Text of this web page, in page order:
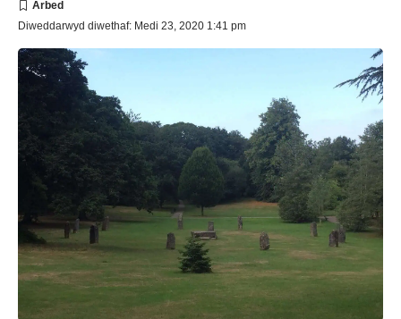
Diweddarwyd diwethaf: Medi 23, 2020 1:41 pm